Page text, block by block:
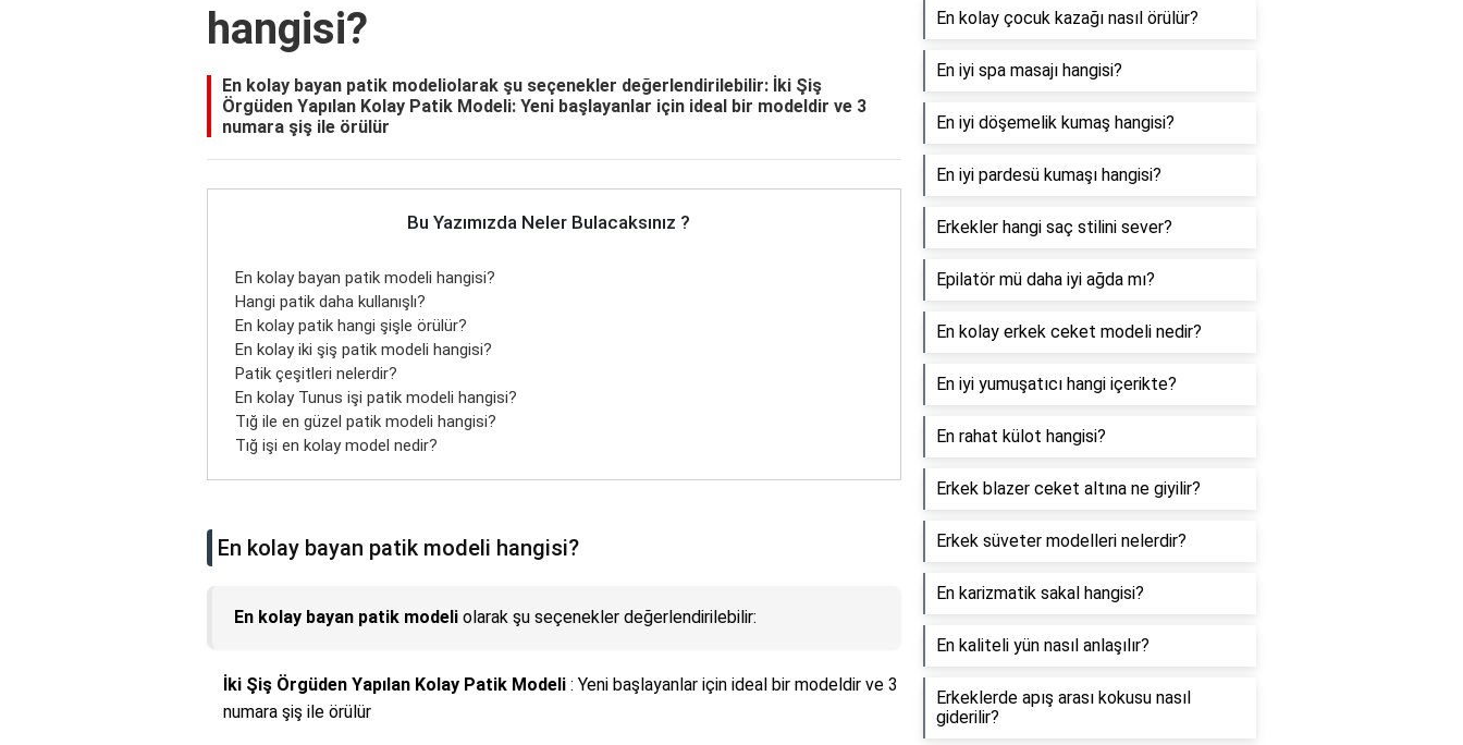
hangisi?
En kolay bayan patik modeliolarak şu seçenekler değerlendirilebilir: İki Şiş
Örgüden Yapılan Kolay Patik Modeli: Yeni başlayanlar için ideal bir modeldir ve 3
numara şiş ile örülür
Bu Yazımızda Neler Bulacaksınız ?
En kolay bayan patik modeli hangisi?
Hangi patik daha kullanışlı?
En kolay patik hangi şişle örülür?
En kolay iki şiş patik modeli hangisi?
Patik çeşitleri nelerdir?
En kolay Tunus işi patik modeli hangisi?
Tığ ile en güzel patik modeli hangisi?
Tığ işi en kolay model nedir?
En kolay bayan patik modeli hangisi?
En kolay bayan patik modeli olarak şu seçenekler değerlendirilebilir:
İki Şiş Örgüden Yapılan Kolay Patik Modeli : Yeni başlayanlar için ideal bir modeldir ve 3
numara şiş ile örülür
En kolay çocuk kazağı nasıl örülür?
En iyi spa masajı hangisi?
En iyi döşemelik kumaş hangisi?
En iyi pardesü kumaşı hangisi?
Erkekler hangi saç stilini sever?
Epilatör mü daha iyi ağda mı?
En kolay erkek ceket modeli nedir?
En iyi yumuşatıcı hangi içerikte?
En rahat külot hangisi?
Erkek blazer ceket altına ne giyilir?
Erkek süveter modelleri nelerdir?
En karizmatik sakal hangisi?
En kaliteli yün nasıl anlaşılır?
Erkeklerde apış arası kokusu nasıl
giderilir?